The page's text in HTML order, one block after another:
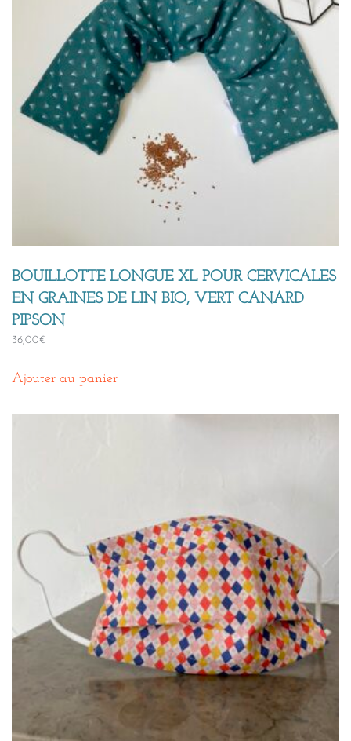
BOUILLOTTE LONGUE XL POUR CERVICALES
EN GRAINES DE LIN BIO, VERT CANARD
PIPSON
36,00€
Ajouter au panier